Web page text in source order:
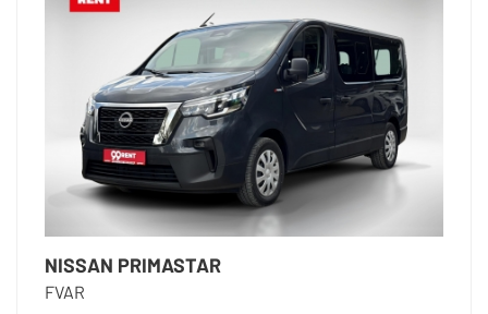
NISSAN PRIMASTAR
FVAR